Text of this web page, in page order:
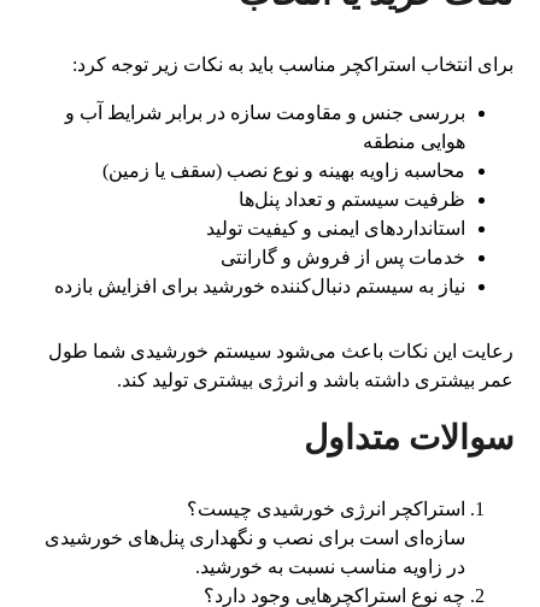
برای انتخاب استراکچر مناسب باید به نکات زیر توجه کرد:
بررسی جنس و مقاومت سازه در برابر شرایط آب و
هوایی منطقه
محاسبه زاویه بهینه و نوع نصب (سقف یا زمین)
ظرفیت سیستم و تعداد پنل‌ها
استانداردهای ایمنی و کیفیت تولید
خدمات پس از فروش و گارانتی
نیاز به سیستم دنبال‌کننده خورشید برای افزایش بازده
رعایت این نکات باعث می‌شود سیستم خورشیدی شما طول
عمر بیشتری داشته باشد و انرژی بیشتری تولید کند.
سوالات متداول
استراکچر انرژی خورشیدی چیست؟
سازه‌ای است برای نصب و نگهداری پنل‌های خورشیدی
در زاویه مناسب نسبت به خورشید.
چه نوع استراکچرهایی وجود دارد؟